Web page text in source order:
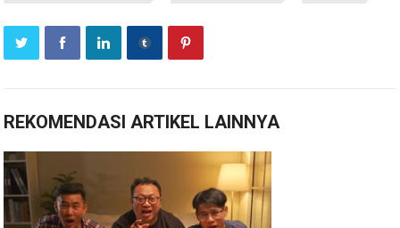
REKOMENDASI ARTIKEL LAINNYA